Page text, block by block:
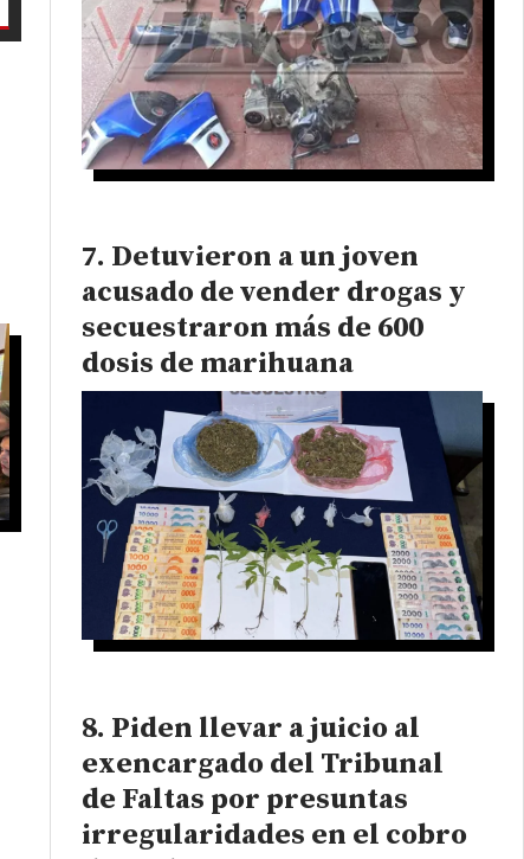
Detuvieron a un joven
acusado de vender drogas y
secuestraron más de 600
dosis de marihuana
Piden llevar a juicio al
exencargado del Tribunal
de Faltas por presuntas
irregularidades en el cobro